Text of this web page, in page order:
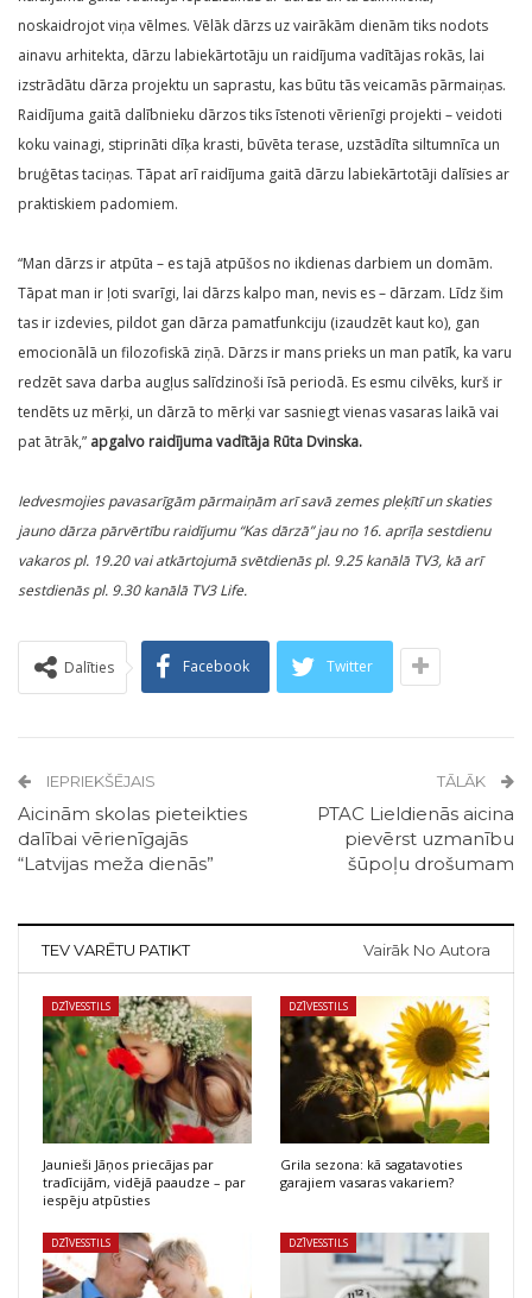
noskaidrojot viņa vēlmes. Vēlāk dārzs uz vairākām dienām tiks nodots
ainavu arhitekta, dārzu labiekārtotāju un raidījuma vadītājas rokās, lai
izstrādātu dārza projektu un saprastu, kas būtu tās veicamās pārmaiņas.
Raidījuma gaitā dalībnieku dārzos tiks īstenoti vērienīgi projekti – veidoti
koku vainagi, stiprināti dīķa krasti, būvēta terase, uzstādīta siltumnīca un
bruģētas taciņas. Tāpat arī raidījuma gaitā dārzu labiekārtotāji dalīsies ar
praktiskiem padomiem.
“Man dārzs ir atpūta – es tajā atpūšos no ikdienas darbiem un domām.
Tāpat man ir ļoti svarīgi, lai dārzs kalpo man, nevis es – dārzam. Līdz šim
tas ir izdevies, pildot gan dārza pamatfunkciju (izaudzēt kaut ko), gan
emocionālā un filozofiskā ziņā. Dārzs ir mans prieks un man patīk, ka varu
redzēt sava darba augļus salīdzinoši īsā periodā. Es esmu cilvēks, kurš ir
tendēts uz mērķi, un dārzā to mērķi var sasniegt vienas vasaras laikā vai
pat ātrāk,” apgalvo raidījuma vadītāja Rūta Dvinska.
Iedvesmojies pavasarīgām pārmaiņām arī savā zemes pleķītī un skaties
jauno dārza pārvērtību raidījumu “Kas dārzā” jau no 16. aprīļa sestdienu
vakaros pl. 19.20 vai atkārtojumā svētdienās pl. 9.25 kanālā TV3, kā arī
sestdienās pl. 9.30 kanālā TV3 Life.
Dalīties Facebook Twitter
IEPRIEKŠĒJAIS
Aicinām skolas pieteikties
dalībai vērienīgajās
“Latvijas meža dienās”
TĀLĀK
PTAC Lieldienās aicina
pievērst uzmanību
šūpoļu drošumam
TEV VARĒTU PATIKT Vairāk No Autora
DZĪVESSTILS
Jaunieši Jāņos priecājas par
tradīcijām, vidējā paaudze – par
iespēju atpūsties
DZĪVESSTILS
Grila sezona: kā sagatavoties
garajiem vasaras vakariem?
DZĪVESSTILS DZĪVESSTILS